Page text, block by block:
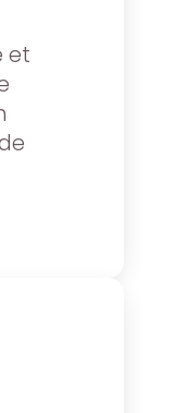
et